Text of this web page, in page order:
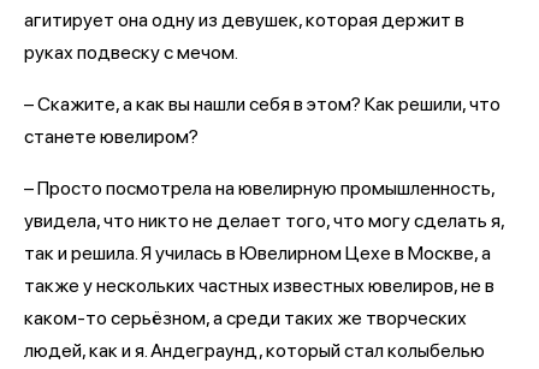
агитирует она одну из девушек, которая держит в
руках подвеску с мечом.
– Скажите, а как вы нашли себя в этом? Как решили, что
станете ювелиром?
– Просто посмотрела на ювелирную промышленность,
увидела, что никто не делает того, что могу сделать я,
так и решила. Я училась в Ювелирном Цехе в Москве, а
также у нескольких частных известных ювелиров, не в
каком-то серьёзном, а среди таких же творческих
людей, как и я. Андеграунд, который стал колыбелью